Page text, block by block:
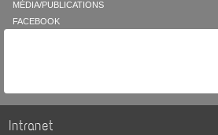
MÉDIA/PUBLICATIONS
FACEBOOK
Intranet